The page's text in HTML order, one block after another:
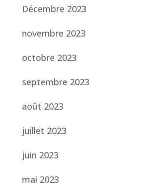
Décembre 2023
novembre 2023
octobre 2023
septembre 2023
août 2023
juillet 2023
juin 2023
mai 2023